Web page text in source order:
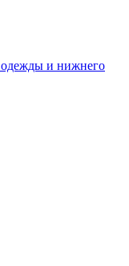
одежды и нижнего